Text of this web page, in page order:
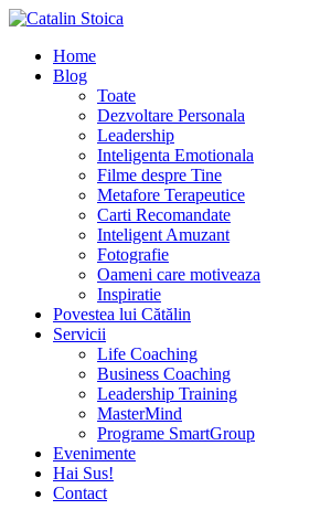
Home
Blog
Toate
Dezvoltare Personala
Leadership
Inteligenta Emotionala
Filme despre Tine
Metafore Terapeutice
Carti Recomandate
Inteligent Amuzant
Fotografie
Oameni care motiveaza
Inspiratie
Povestea lui Cătălin
Servicii
Life Coaching
Business Coaching
Leadership Training
MasterMind
Programe SmartGroup
Evenimente
Hai Sus!
Contact